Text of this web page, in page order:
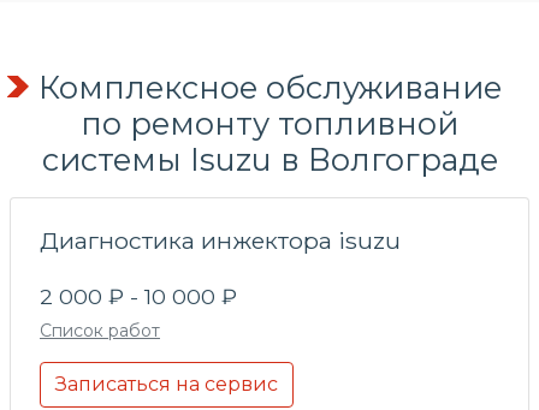
Комплексное обслуживание
по ремонту топливной
системы Isuzu в Волгограде
Диагностика инжектора isuzu
2 000 ₽ - 10 000 ₽
Список работ
Записаться на сервис